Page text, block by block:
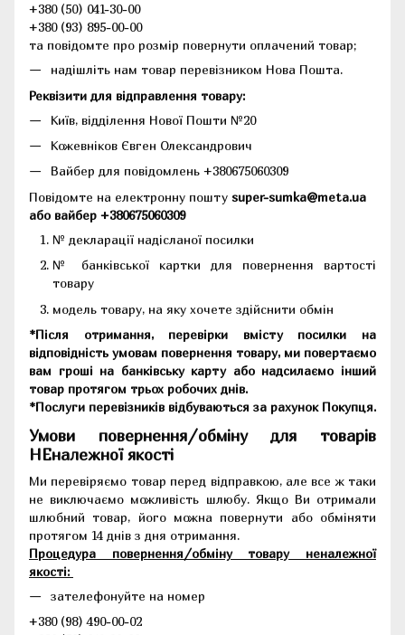
+380 (50) 041-30-00
+380 (93) 895-00-00
та повідомте про розмір повернути оплачений товар;
надішліть нам товар перевізником Нова Пошта.
Реквізити для відправлення товару:
Київ, відділення Нової Пошти №20
Кожевніков Євген Олександрович
Вайбер для повідомлень +380675060309
Повідомте на електронну пошту super-sumka@meta.ua
або вайбер +380675060309
№ декларації надісланої посилки
№ банківської картки для повернення вартості
товару
модель товару, на яку хочете здійснити обмін
*Після отримання, перевірки вмісту посилки на
відповідність умовам повернення товару, ми повертаємо
вам гроші на банківську карту або надсилаємо інший
товар протягом трьох робочих днів.
*Послуги перевізників відбуваються за рахунок Покупця.
Умови повернення/обміну для товарів
НЕналежної якості
Ми перевіряємо товар перед відправкою, але все ж таки
не виключаємо можливість шлюбу. Якщо Ви отримали
шлюбний товар, його можна повернути або обміняти
протягом 14 днів з дня отримання.
Процедура повернення/обміну товару неналежної
якості:
зателефонуйте на номер
+380 (98) 490-00-02